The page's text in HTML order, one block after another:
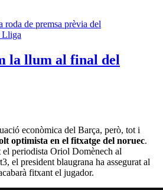
econòmica del Barça, però, tot i
optimista en el fitxatge del noruec.
periodista Oriol Domènech al
el president blaugrana ha assegurat al
fitxant el jugador.